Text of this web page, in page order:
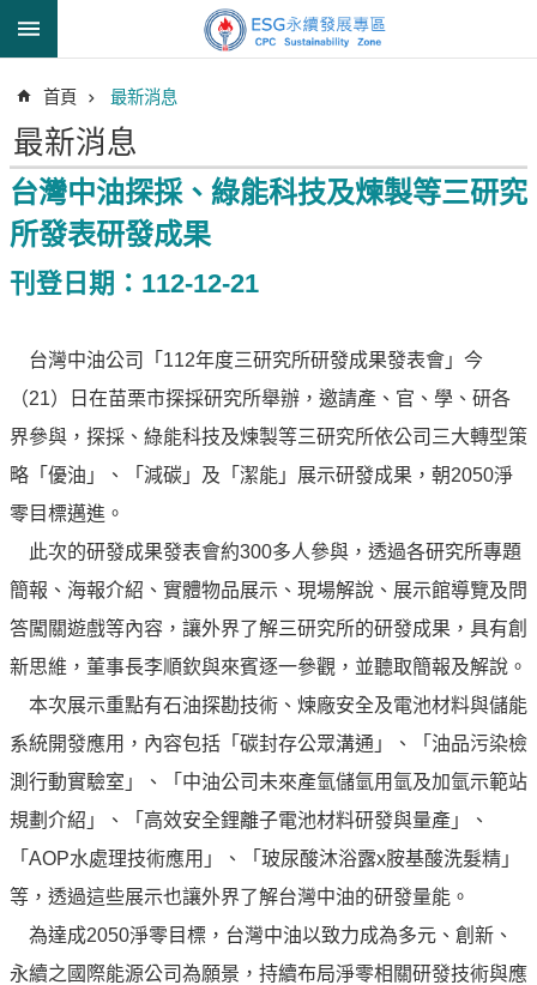
跳到主要內容區塊
階
搜
尋
明
油
誠
信
治
理
信
譽
油
品
牌
神
零
中
油
色
守
護
首頁 最新消息
最新消息
台灣中油探採、綠能科技及煉製等三研究
所發表研發成果
刊登日期：112-12-21
台灣中油公司「112年度三研究所研發成果發表會」今
（21）日在苗栗市探採研究所舉辦，邀請產、官、學、研各
界參與，探採、綠能科技及煉製等三研究所依公司三大轉型策
略「優油」、「減碳」及「潔能」展示研發成果，朝2050淨
零目標邁進。
此次的研發成果發表會約300多人參與，透過各研究所專題
簡報、海報介紹、實體物品展示、現場解說、展示館導覽及問
答闖關遊戲等內容，讓外界了解三研究所的研發成果，具有創
新思維，董事長李順欽與來賓逐一參觀，並聽取簡報及解說。
本次展示重點有石油探勘技術、煉廠安全及電池材料與儲能
系統開發應用，內容包括「碳封存公眾溝通」、「油品污染檢
測行動實驗室」、「中油公司未來產氫儲氫用氫及加氫示範站
規劃介紹」、「高效安全鋰離子電池材料研發與量產」、
「AOP水處理技術應用」、「玻尿酸沐浴露x胺基酸洗髮精」
等，透過這些展示也讓外界了解台灣中油的研發量能。
為達成2050淨零目標，台灣中油以致力成為多元、創新、
永續之國際能源公司為願景，持續布局淨零相關研發技術與應